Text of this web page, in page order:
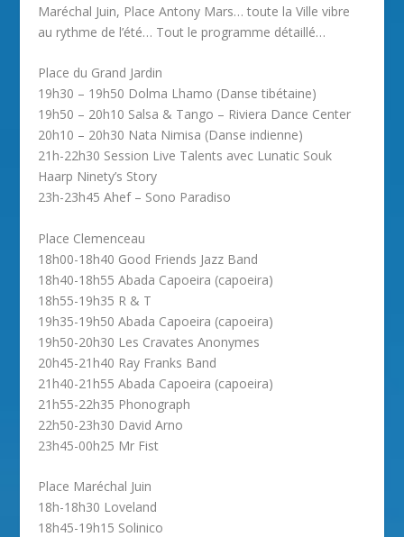
Maréchal Juin, Place Antony Mars… toute la Ville vibre
au rythme de l’été… Tout le programme détaillé…
Place du Grand Jardin
19h30 – 19h50 Dolma Lhamo (Danse tibétaine)
19h50 – 20h10 Salsa & Tango – Riviera Dance Center
20h10 – 20h30 Nata Nimisa (Danse indienne)
21h-22h30 Session Live Talents avec Lunatic Souk
Haarp Ninety’s Story
23h-23h45 Ahef – Sono Paradiso
Place Clemenceau
18h00-18h40 Good Friends Jazz Band
18h40-18h55 Abada Capoeira (capoeira)
18h55-19h35 R & T
19h35-19h50 Abada Capoeira (capoeira)
19h50-20h30 Les Cravates Anonymes
20h45-21h40 Ray Franks Band
21h40-21h55 Abada Capoeira (capoeira)
21h55-22h35 Phonograph
22h50-23h30 David Arno
23h45-00h25 Mr Fist
Place Maréchal Juin
18h-18h30 Loveland
18h45-19h15 Solinico